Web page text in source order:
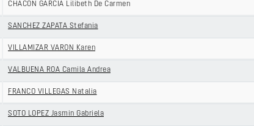
CHACON GARCIA Lilibeth De Carmen
SANCHEZ ZAPATA Stefania
VILLAMIZAR VARON Karen
VALBUENA ROA Camila Andrea
FRANCO VILLEGAS Natalia
SOTO LOPEZ Jasmin Gabriela